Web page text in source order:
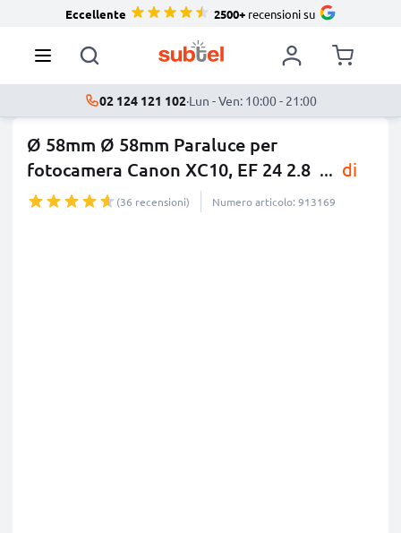
Eccellente 2500+recensioni su
02 124 121 102·Lun - Ven: 10:00 - 21:00
Ø 58mm Ø 58mm Paraluce per
fotocamera Canon XC10, EF 24 2.8 ... di
più
(36 recensioni) Numero articolo: 913169